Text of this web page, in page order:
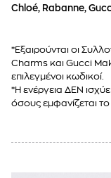
Chloé, Rabanne,
*Εξαιρούνται οι
Charms και Gucci
επιλεγμένοι κωδικοί.
*Η ενέργεια ΔΕΝ
όσους εμφανίζεται